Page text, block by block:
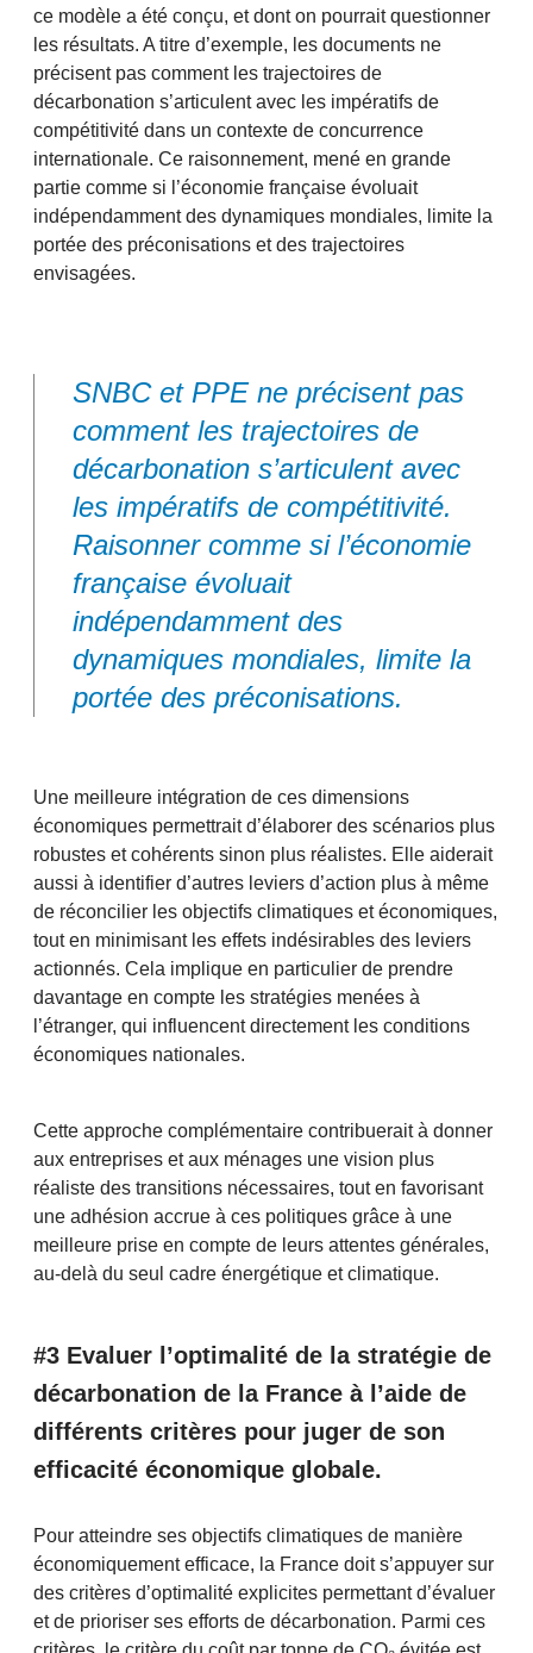
ce modèle a été conçu, et dont on pourrait questionner
les résultats. A titre d’exemple, les documents ne
précisent pas comment les trajectoires de
décarbonation s’articulent avec les impératifs de
compétitivité dans un contexte de concurrence
internationale. Ce raisonnement, mené en grande
partie comme si l’économie française évoluait
indépendamment des dynamiques mondiales, limite la
portée des préconisations et des trajectoires
envisagées.
SNBC et PPE ne précisent pas
comment les trajectoires de
décarbonation s’articulent avec
les impératifs de compétitivité.
Raisonner comme si l’économie
française évoluait
indépendamment des
dynamiques mondiales, limite la
portée des préconisations.
Une meilleure intégration de ces dimensions
économiques permettrait d’élaborer des scénarios plus
robustes et cohérents sinon plus réalistes. Elle aiderait
aussi à identifier d’autres leviers d’action plus à même
de réconcilier les objectifs climatiques et économiques,
tout en minimisant les effets indésirables des leviers
actionnés. Cela implique en particulier de prendre
davantage en compte les stratégies menées à
l’étranger, qui influencent directement les conditions
économiques nationales.
Cette approche complémentaire contribuerait à donner
aux entreprises et aux ménages une vision plus
réaliste des transitions nécessaires, tout en favorisant
une adhésion accrue à ces politiques grâce à une
meilleure prise en compte de leurs attentes générales,
au-delà du seul cadre énergétique et climatique.
#3 Evaluer l’optimalité de la stratégie de
décarbonation de la France à l’aide de
différents critères pour juger de son
efficacité économique globale.
Pour atteindre ses objectifs climatiques de manière
économiquement efficace, la France doit s’appuyer sur
des critères d’optimalité explicites permettant d’évaluer
et de prioriser ses efforts de décarbonation. Parmi ces